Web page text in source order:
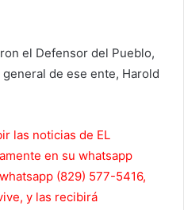
el Defensor del Pueblo,
de ese ente, Harold
las noticias de EL
en su whatsapp
(829) 577-5416,
y las recibirá